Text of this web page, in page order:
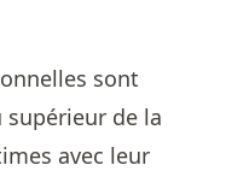
sont
supérieur de la
avec leur